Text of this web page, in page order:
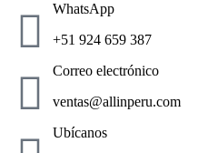
WhatsApp
+51 924 659 387
Correo electrónico
ventas@allinperu.com
Ubícanos